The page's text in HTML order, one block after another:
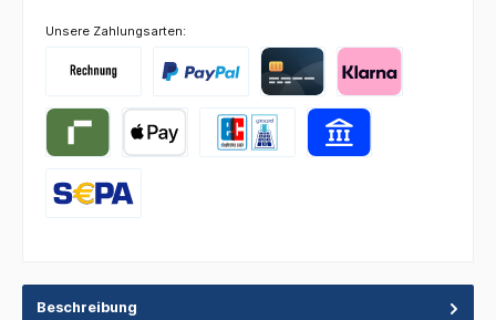
Unsere Zahlungsarten:
Beschreibung